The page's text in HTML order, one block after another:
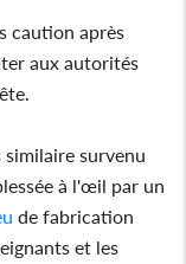
caution après
aux autorités
survenu
à l'œil par un
de fabrication
et les